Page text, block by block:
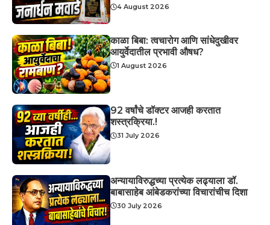
4 August 2026
काळा बिबा: त्वचारोग आणि सांधेदुखीवर
आयुर्वेदातील प्रभावी औषध?
1 August 2026
92 वर्षांचे डॉक्टर आजही करतात
शस्त्रक्रिया.!
31 July 2026
अन्यायाविरुद्धच्या प्रत्येक लढ्याला डॉ.
बाबासाहेब आंबेडकरांच्या विचारांचीच दिशा
30 July 2026